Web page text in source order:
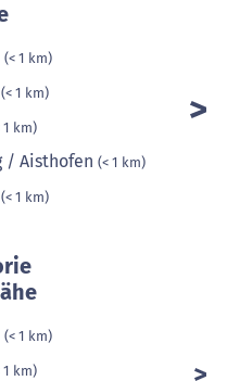
(< 1 km)
(< 1 km)
1 km)
/ Aisthofen (< 1 km)
(< 1 km)
(< 1 km)
1 km)